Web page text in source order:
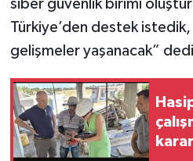
siber güvenlik birimi
Türkiye’den destek
gelişmeler yaşanacak”